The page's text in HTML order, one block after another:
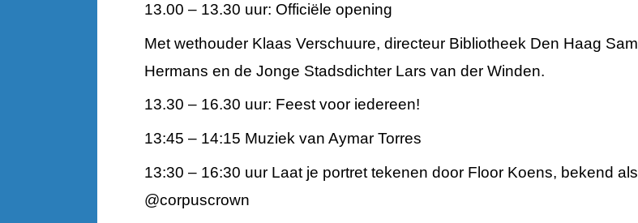
13.00 – 13.30 uur: Officiële opening
Met wethouder Klaas Verschuure, directeur Bibliotheek Den Haag Sam
Hermans en de Jonge Stadsdichter Lars van der Winden.
13.30 – 16.30 uur: Feest voor iedereen!
13:45 – 14:15 Muziek van Aymar Torres
13:30 – 16:30 uur Laat je portret tekenen door Floor Koens, bekend als
@corpuscrown